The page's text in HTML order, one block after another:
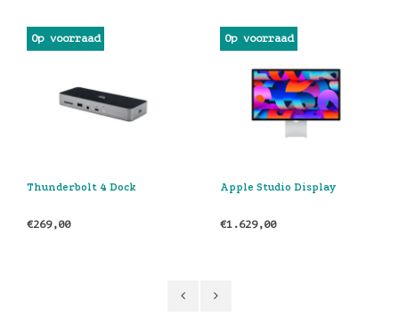
Op voorraad
Apple Studio Display
€1.629,00
Op voorraad
LMP USB-C mini Dock
€69,00 €65,00